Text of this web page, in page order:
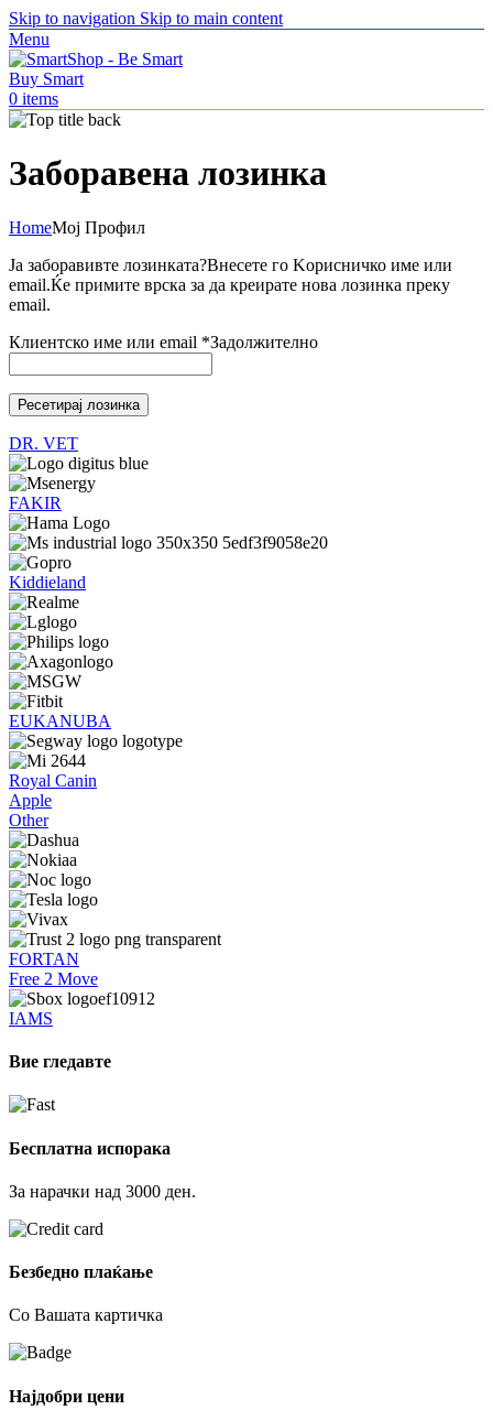
Skip to navigation Skip to main content
Menu
0 items
Заборавена лозинка
HomeМој Профил
Ја заборавивте лозинката?Внесете го Kорисничко име или
email.Ќе примите врска за да креирате нова лозинка преку
email.
Клиентско име или email *Задолжително
Ресетирај лозинка
DR. VET
FAKIR
Kiddieland
EUKANUBA
Royal Canin
Apple
Other
FORTAN
Free 2 Move
IAMS
Вие гледавте
Бесплатна испорака
За нарачки над 3000 ден.
Безбедно плаќање
Со Вашата картичка
Најдобри цени